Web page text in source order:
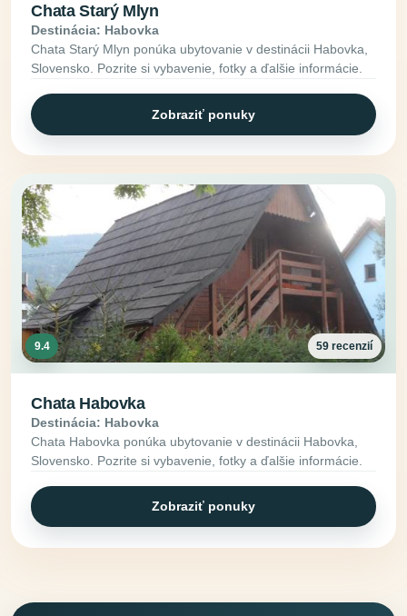
Chata Starý Mlyn
Destinácia: Habovka
Chata Starý Mlyn ponúka ubytovanie v destinácii Habovka,
Slovensko. Pozrite si vybavenie, fotky a ďalšie informácie.
Zobraziť ponuky
9.4 59 recenzií
Chata Habovka
Destinácia: Habovka
Chata Habovka ponúka ubytovanie v destinácii Habovka,
Slovensko. Pozrite si vybavenie, fotky a ďalšie informácie.
Zobraziť ponuky